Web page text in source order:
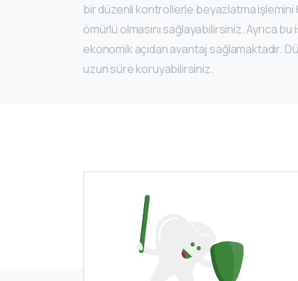
bir düzenli kontrollerle beyazlatma işlemini
ömürlü olmasını sağlayabilirsiniz. Ayrıca
ekonomik açıdan avantaj sağlamaktadır.
uzun süre koruyabilirsiniz.